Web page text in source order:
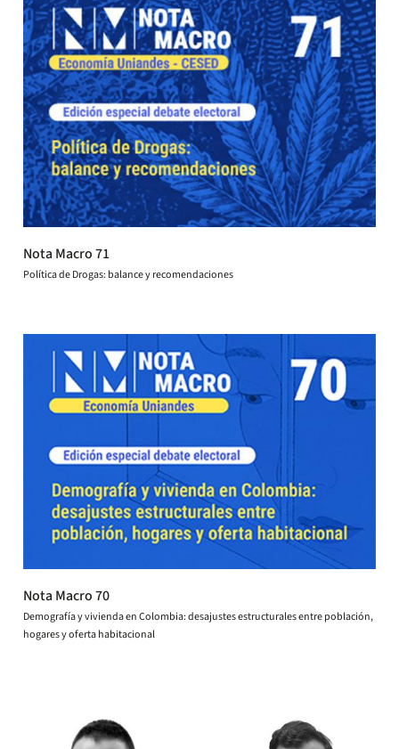
Nota Macro 71
Política de Drogas: balance y recomendaciones
Nota Macro 70
Demografía y vivienda en Colombia: desajustes estructurales entre población,
hogares y oferta habitacional